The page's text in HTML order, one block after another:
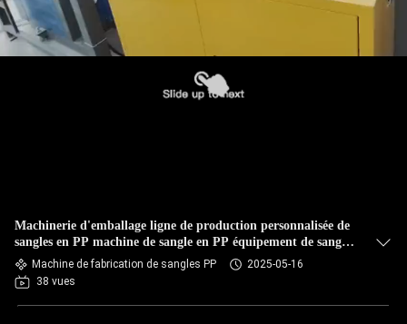
Machinerie d'emballage ligne de production personnalisée de
sangles en PP machine de sangle en PP équipement de sangle
en PP avec système de contrôle PLC
Machine de fabrication de sangles PP
2025-05-16
38 vues